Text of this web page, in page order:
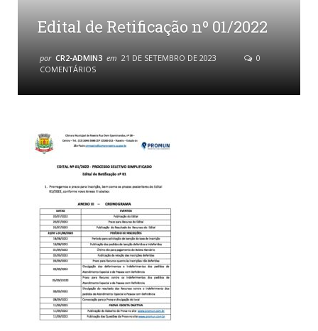
Edital de Retificação nº 01/2022
por CR2-ADMIN3 em 21 DE SETEMBRO DE 2023
0
COMENTÁRIOS